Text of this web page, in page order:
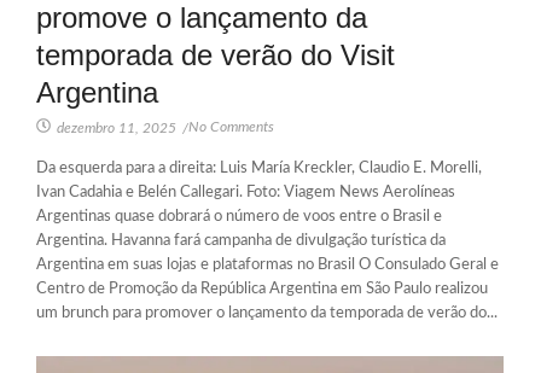
promove o lançamento da
temporada de verão do Visit
Argentina
dezembro 11, 2025 /No Comments
Da esquerda para a direita: Luis María Kreckler, Claudio E. Morelli,
Ivan Cadahia e Belén Callegari. Foto: Viagem News Aerolíneas
Argentinas quase dobrará o número de voos entre o Brasil e
Argentina. Havanna fará campanha de divulgação turística da
Argentina em suas lojas e plataformas no Brasil O Consulado Geral e
Centro de Promoção da República Argentina em São Paulo realizou
um brunch para promover o lançamento da temporada de verão do...